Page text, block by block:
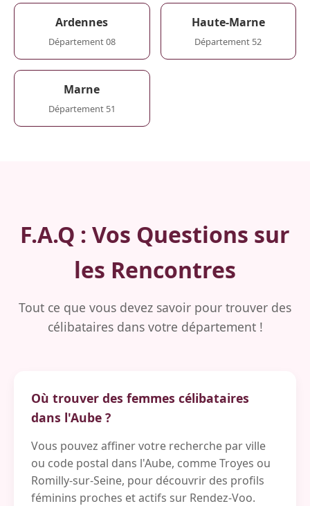
Ardennes
Département 08
Haute-Marne
Département 52
Marne
Département 51
F.A.Q : Vos Questions sur
les Rencontres
Tout ce que vous devez savoir pour trouver des
célibataires dans votre département !
Où trouver des femmes célibataires
dans l'Aube ?
Vous pouvez affiner votre recherche par ville
ou code postal dans l'Aube, comme Troyes ou
Romilly-sur-Seine, pour découvrir des profils
féminins proches et actifs sur Rendez-Voo.